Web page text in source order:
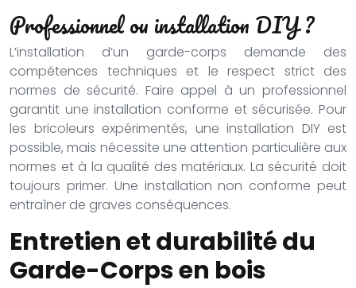
Professionnel ou installation DIY ?
L’installation d’un garde-corps demande des
compétences techniques et le respect strict des
normes de sécurité. Faire appel à un professionnel
garantit une installation conforme et sécurisée. Pour
les bricoleurs expérimentés, une installation DIY est
possible, mais nécessite une attention particulière aux
normes et à la qualité des matériaux. La sécurité doit
toujours primer. Une installation non conforme peut
entraîner de graves conséquences.
Entretien et durabilité du
Garde-Corps en bois